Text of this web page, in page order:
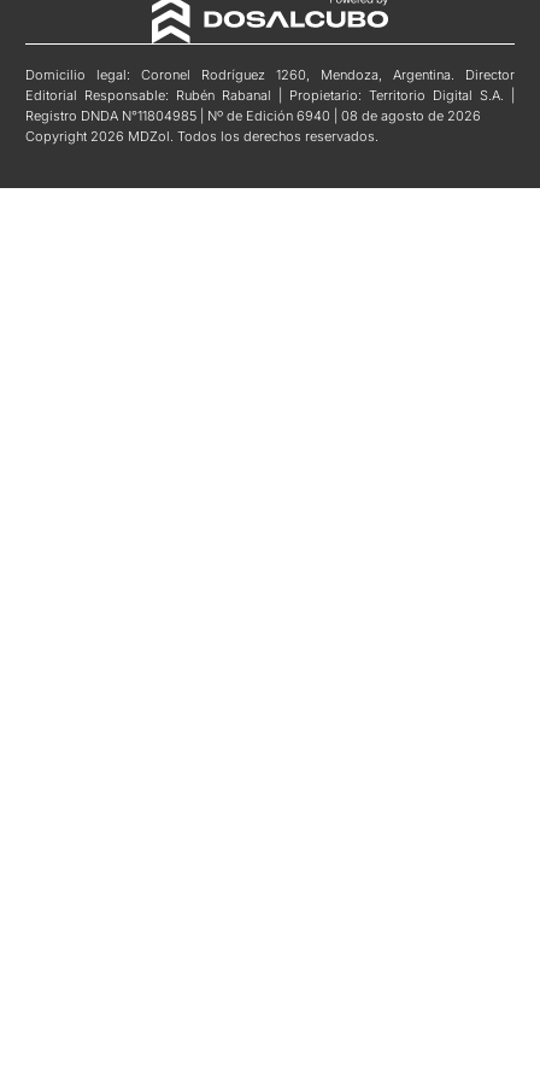
Domicilio legal: Coronel Rodríguez 1260, Mendoza, Argentina. Director
Editorial Responsable: Rubén Rabanal | Propietario: Territorio Digital S.A. |
Registro DNDA N°11804985 | Nº de Edición 6940 | 08 de agosto de 2026
Copyright 2026 MDZol. Todos los derechos reservados.